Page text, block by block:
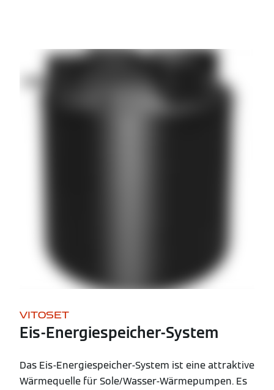
VITOSET
Eis-Energiespeicher-System
Das Eis-Energiespeicher-System ist eine attraktive
Wärmequelle für Sole/Wasser-Wärmepumpen. Es